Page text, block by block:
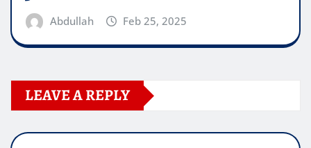
Abdullah Feb 25, 2025
LEAVE A REPLY